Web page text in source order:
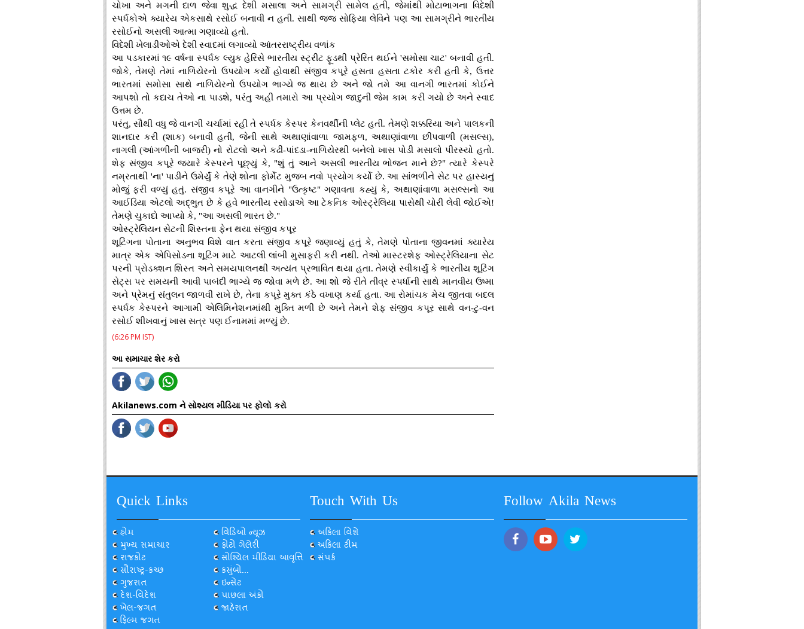
ચોખા અને મગની દાળ જેવા શુદ્ધ દેશી મસાલા અને સામગ્રી સામેલ હતી, જેમાંથી મોટાભાગના વિદેશી
સ્પર્ધકોએ ક્યારેય એકસાથે રસોઈ બનાવી ન હતી. સાથી જજ સોફિયા લેવિને પણ આ સામગ્રીને ભારતીય
રસોઈનો અસલી આત્મા ગણાવ્યો હતો.
વિદેશી ખેલાડીઓએ દેશી સ્વાદમાં લગાવ્યો આંતરરાષ્ટ્રીય વળાંક
આ પડકારમાં ૧૯ વર્ષના સ્પર્ધક લ્યુક હેરિસે ભારતીય સ્ટ્રીટ ફૂડથી પ્રેરિત થઈને 'સમોસા ચાટ' બનાવી હતી.
જોકે, તેમણે તેમાં નાળિયેરનો ઉપયોગ કર્યો હોવાથી સંજીવ કપૂરે હસતા હસતા ટકોર કરી હતી કે, ઉત્તર
ભારતમાં સમોસા સાથે નાળિયેરનો ઉપયોગ ભાગ્યે જ થાય છે અને જો તમે આ વાનગી ભારતમાં કોઈને
આપશો તો કદાચ તેઓ ના પાડશે, પરંતુ અહીં તમારો આ પ્રયોગ જાદુની જેમ કામ કરી ગયો છે અને સ્વાદ
ઉત્તમ છે.
પરંતુ, સૌથી વધુ જે વાનગી ચર્ચામાં રહી તે સ્પર્ધક કેસ્પર કેનવર્થીની પ્લેટ હતી. તેમણે શક્કરિયા અને પાલકની
શાનદાર કરી (શાક) બનાવી હતી, જેની સાથે અથાણાંવાળા જામફળ, અથાણાંવાળા છીપવાળી (મસલ્સ),
નાગલી (આંગળીની બાજરી) નો રોટલો અને કઢી-પાંદડા-નાળિયેરથી બનેલો ખાસ પોડી મસાલો પીરસ્યો હતો.
શેફ સંજીવ કપૂરે જ્યારે કેસ્પરને પૂછ્યું કે, "શું તું આને અસલી ભારતીય ભોજન માને છે?" ત્યારે કેસ્પરે
નમ્રતાથી 'ના' પાડીને ઉમેર્યું કે તેણે શોના ફોર્મેટ મુજબ નવો પ્રયોગ કર્યો છે. આ સાંભળીને સેટ પર હાસ્યનું
મોજું ફરી વળ્યું હતું. સંજીવ કપૂરે આ વાનગીને "ઉત્કૃષ્ટ" ગણાવતા કહ્યું કે, અથાણાંવાળા મસલ્સનો આ
આઈડિયા એટલો અદ્ભુત છે કે હવે ભારતીય રસોડાએ આ ટેકનિક ઓસ્ટ્રેલિયા પાસેથી ચોરી લેવી જોઈએ!
તેમણે ચુકાદો આપ્યો કે, "આ અસલી ભારત છે."
ઓસ્ટ્રેલિયન સેટની શિસ્તના ફેન થયા સંજીવ કપૂર
શૂટિંગના પોતાના અનુભવ વિશે વાત કરતા સંજીવ કપૂરે જણાવ્યું હતું કે, તેમણે પોતાના જીવનમાં ક્યારેય
માત્ર એક એપિસોડના શૂટિંગ માટે આટલી લાંબી મુસાફરી કરી નથી. તેઓ માસ્ટરશેફ ઓસ્ટ્રેલિયાના સેટ
પરની પ્રોડક્શન શિસ્ત અને સમયપાલનથી અત્યંત પ્રભાવિત થયા હતા. તેમણે સ્વીકાર્યું કે ભારતીય શૂટિંગ
સેટ્સ પર સમયની આવી પાબંદી ભાગ્યે જ જોવા મળે છે. આ શો જે રીતે તીવ્ર સ્પર્ધાની સાથે માનવીય ઉષ્મા
અને પ્રેમનું સંતુલન જાળવી રાખે છે, તેના કપૂરે મુક્ત કંઠે વખાણ કર્યા હતા. આ રોમાંચક મેચ જીતવા બદલ
સ્પર્ધક કેસ્પરને આગામી એલિમિનેશનમાંથી મુક્તિ મળી છે અને તેમને શેફ સંજીવ કપૂર સાથે વન-ટુ-વન
રસોઈ શીખવાનું ખાસ સત્ર પણ ઈનામમાં મળ્યું છે.
(6:26 PM IST)
આ સમાચાર શેર કરો
Akilanews.com ને સોશ્યલ મીડિયા પર ફોલો કરો
Quick Links
હોમ
મુખ્ય સમાચાર
રાજકોટ
સૌરાષ્ટ્ર-કચ્છ
ગુજરાત
દેશ-વિદેશ
ખેલ-જગત
ફિલ્મ જગત
વિડિઓ ન્યૂઝ
ફોટો ગેલેરી
સોશ્યિલ મીડિયા આવૃત્તિ
કસુંબો...
ઇન્સેટ
પાછલા અંકો
જાહેરાત
Touch With Us
અકિલા વિશે
અકિલા ટીમ
સંપર્ક
Follow Akila News